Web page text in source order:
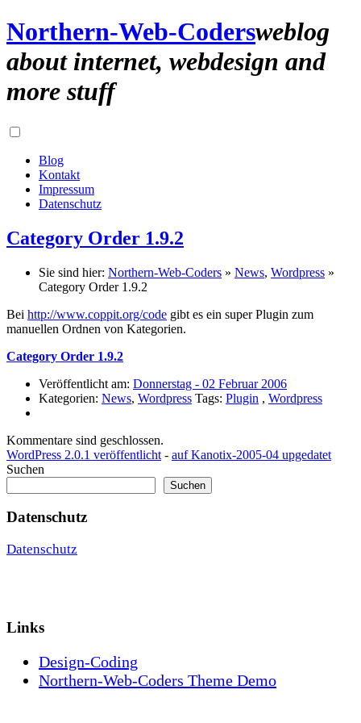
Northern-Web-Codersweblog
about internet, webdesign and
more stuff
Blog
Kontakt
Impressum
Datenschutz
Category Order 1.9.2
Sie sind hier: Northern-Web-Coders » News, Wordpress »
Category Order 1.9.2
Bei http://www.coppit.org/code gibt es ein super Plugin zum
manuellen Ordnen von Kategorien.
Category Order 1.9.2
Veröffentlicht am: Donnerstag - 02 Februar 2006
Kategorien: News, Wordpress Tags: Plugin , Wordpress
Kommentare sind geschlossen.
WordPress 2.0.1 veröffentlicht - auf Kanotix-2005-04 upgedatet
Suchen
Suchen
Datenschutz
Datenschutz
Links
Design-Coding
Northern-Web-Coders Theme Demo